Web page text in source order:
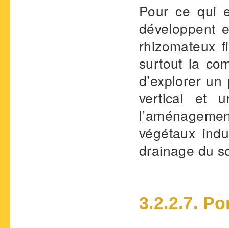
Pour ce qui
développent
rhizomateux
surtout la
d’explorer
vertical et
végétaux
drainage du
3.2.2.7.